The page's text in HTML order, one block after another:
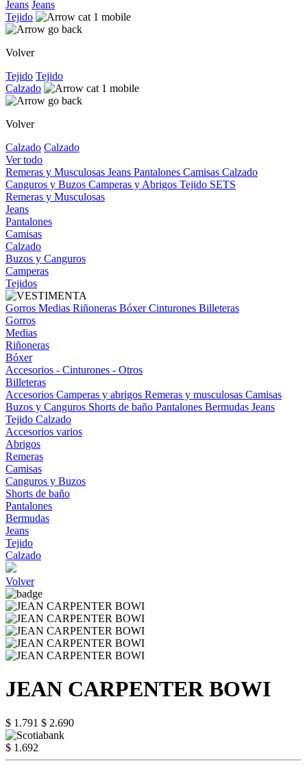
Jeans Jeans
Tejido
Volver
Tejido Tejido
Calzado
Volver
Calzado Calzado
Ver todo
Remeras y Musculosas Jeans Pantalones Camisas Calzado
Canguros y Buzos Camperas y Abrigos Tejido SETS
Remeras y Musculosas
Jeans
Pantalones
Camisas
Calzado
Buzos y Canguros
Camperas
Tejidos
Gorros Medias Riñoneras BóxerCinturones Billeteras
Gorros
Medias
Riñoneras
Bóxer
Accesorios - Cinturones - Otros
Billeteras
Accesorios Camperas y abrigos Remeras y musculosas Camisas
Buzos y Canguros Shorts de baño Pantalones Bermudas Jeans
Tejido Calzado
Accesorios varios
Abrigos
Remeras
Camisas
Canguros y Buzos
Shorts de baño
Pantalones
Bermudas
Jeans
Tejido
Calzado
Volver
JEAN CARPENTER BOWI
$ 1.791 $ 2.690
$ 1.692